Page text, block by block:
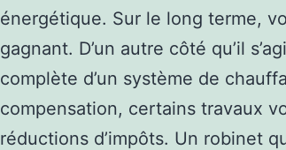
énergétique. Sur le long terme,
gagnant. D’un autre côté qu’il
complète d’un système de
compensation, certains travaux
réductions d’impôts. Un robinet